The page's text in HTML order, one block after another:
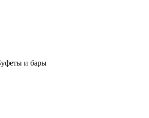
и бары